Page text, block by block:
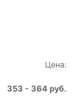
Цена:
353 - 364 руб.